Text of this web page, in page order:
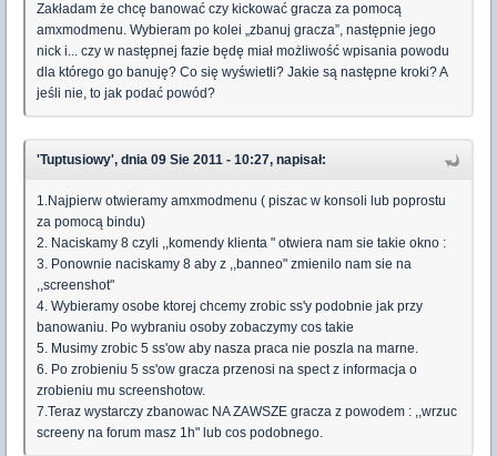
Zakładam że chcę banować czy kickować gracza za pomocą
amxmodmenu. Wybieram po kolei „zbanuj gracza”, następnie jego
nick i... czy w następnej fazie będę miał możliwość wpisania powodu
dla którego go banuję? Co się wyświetli? Jakie są następne kroki? A
jeśli nie, to jak podać powód?
'Tuptusiowy', dnia 09 Sie 2011 - 10:27, napisał:
1.Najpierw otwieramy amxmodmenu ( piszac w konsoli lub poprostu
za pomocą bindu)
2. Naciskamy 8 czyli ,,komendy klienta " otwiera nam sie takie okno :
3. Ponownie naciskamy 8 aby z ,,banneo" zmienilo nam sie na
,,screenshot"
4. Wybieramy osobe ktorej chcemy zrobic ss'y podobnie jak przy
banowaniu. Po wybraniu osoby zobaczymy cos takie
5. Musimy zrobic 5 ss'ow aby nasza praca nie poszla na marne.
6. Po zrobieniu 5 ss'ow gracza przenosi na spect z informacja o
zrobieniu mu screenshotow.
7.Teraz wystarczy zbanowac NA ZAWSZE gracza z powodem : ,,wrzuc
screeny na forum masz 1h" lub cos podobnego.